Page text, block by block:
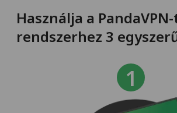
Használja a
rendszerhez 3